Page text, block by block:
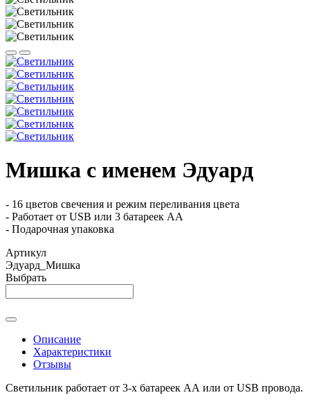
Мишка с именем Эдуард
- 16 цветов свечения и режим переливания цвета
- Работает от USB или 3 батареек АА
- Подарочная упаковка
Артикул
Эдуард_Мишка
Выбрать
Описание
Характеристики
Отзывы
Светильник работает от 3-х батареек АА или от USB провода.